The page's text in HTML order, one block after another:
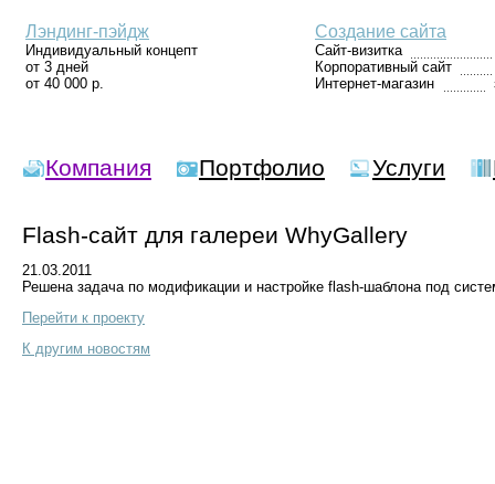
Лэндинг-пэйдж
Индивидуальный концепт
от 3 дней
от 40 000 р.
Создание сайта
Сайт-визитка
Корпоративный сайт
Интернет-магазин
Компания Портфолио Услуги
Flash-сайт для галереи WhyGallery
21.03.2011
Решена задача по модификации и настройке flash-шаблона под
Перейти к проекту
К другим новостям